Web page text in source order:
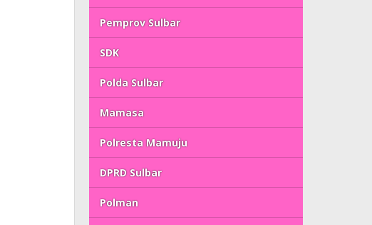
Pemprov Sulbar
SDK
Polda Sulbar
Mamasa
Polresta Mamuju
DPRD Sulbar
Polman